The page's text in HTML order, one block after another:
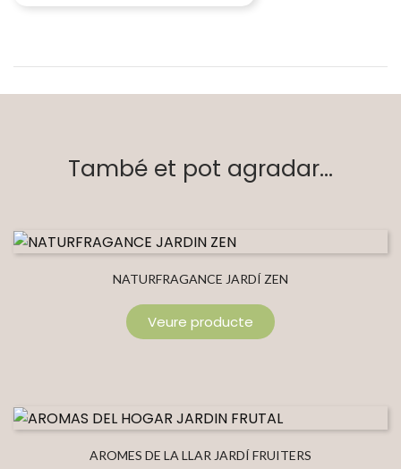
També et pot agradar...
NATURFRAGANCE JARDÍ ZEN
Veure producte
AROMES DE LA LLAR JARDÍ FRUITERS